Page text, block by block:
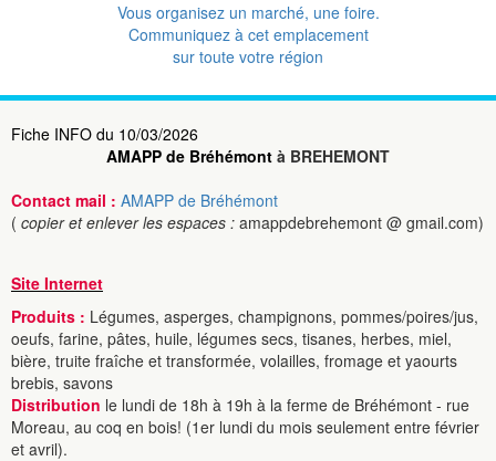
Vous organisez un marché, une foire.
Communiquez à cet emplacement
sur toute votre région
Fiche INFO du 10/03/2026
AMAPP de Bréhémont à BREHEMONT
Contact mail : AMAPP de Bréhémont
( copier et enlever les espaces : amappdebrehemont @ gmail.com)
Site Internet
Produits : Légumes, asperges, champignons, pommes/poires/jus,
oeufs, farine, pâtes, huile, légumes secs, tisanes, herbes, miel,
bière, truite fraîche et transformée, volailles, fromage et yaourts
brebis, savons
Distribution le lundi de 18h à 19h à la ferme de Bréhémont - rue
Moreau, au coq en bois! (1er lundi du mois seulement entre février
et avril).